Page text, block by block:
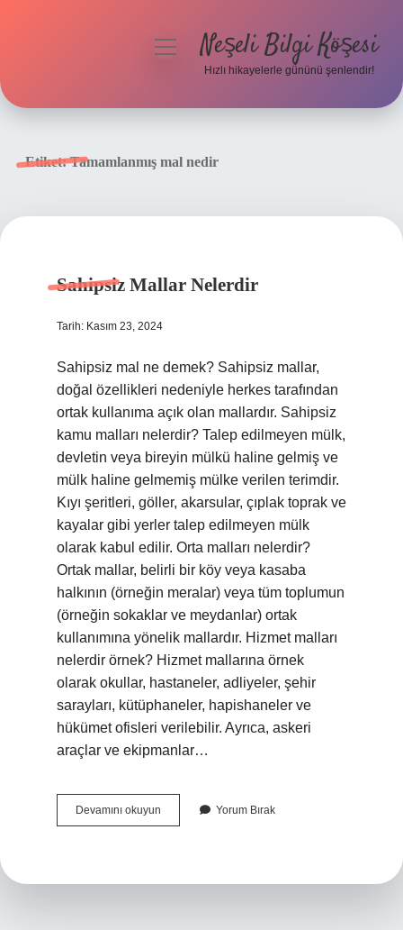
menüyüNeşeli Bilgi Köşesi
Hızlı hikayelerle gününü şenlendir!
Etiket:Tamamlanmış mal nedir
Sahipsiz Mallar Nelerdir
Tarih: Kasım 23, 2024
Sahipsiz mal ne demek? Sahipsiz mallar,
doğal özellikleri nedeniyle herkes tarafından
ortak kullanıma açık olan mallardır. Sahipsiz
kamu malları nelerdir? Talep edilmeyen mülk,
devletin veya bireyin mülkü haline gelmiş ve
mülk haline gelmemiş mülke verilen terimdir.
Kıyı şeritleri, göller, akarsular, çıplak toprak ve
kayalar gibi yerler talep edilmeyen mülk
olarak kabul edilir. Orta malları nelerdir?
Ortak mallar, belirli bir köy veya kasaba
halkının (örneğin meralar) veya tüm toplumun
(örneğin sokaklar ve meydanlar) ortak
kullanımına yönelik mallardır. Hizmet malları
nelerdir örnek? Hizmet mallarına örnek
olarak okullar, hastaneler, adliyeler, şehir
sarayları, kütüphaneler, hapishaneler ve
hükümet ofisleri verilebilir. Ayrıca, askeri
araçlar ve ekipmanlar…
Devamını okuyun Sahipsiz
Mallar
Yorum Bırak